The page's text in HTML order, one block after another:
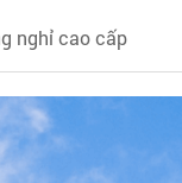
nghỉ cao cấp